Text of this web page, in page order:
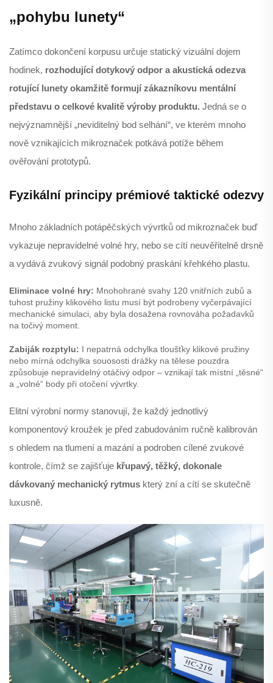
„pohybu lunety“
Zatímco dokončení korpusu určuje statický vizuální dojem
hodinek, rozhodující dotykový odpor a akustická odezva
rotující lunety okamžitě formují zákazníkovu mentální
představu o celkové kvalitě výroby produktu. Jedná se o
nejvýznamnější „neviditelný bod selhání“, ve kterém mnoho
nově vznikajících mikroznaček potkává potíže během
ověřování prototypů.
Fyzikální principy prémiové taktické odezvy
Mnoho základních potápěčských vývrtků od mikroznaček buď
vykazuje nepravidelné volné hry, nebo se cítí neuvěřitelně drsně
a vydává zvukový signál podobný praskání křehkého plastu.
Eliminace volné hry: Mnohohrané svahy 120 vnitřních zubů a
tuhost pružiny klikového listu musí být podrobeny vyčerpávající
mechanické simulaci, aby byla dosažena rovnováha požadavků
na točivý moment.
Zabiják rozptylu: I nepatrná odchylka tloušťky klikové pružiny
nebo mírná odchylka souososti drážky na tělese pouzdra
způsobuje nepravidelný otáčivý odpor – vznikají tak místní „těsné“
a „volné“ body při otočení vývrtky.
Elitní výrobní normy stanovují, že každý jednotlivý
komponentový kroužek je před zabudováním ručně kalibrován
s ohledem na tlumení a mazání a podroben cílené zvukové
kontrole, čímž se zajišťuje křupavý, těžký, dokonale
dávkovaný mechanický rytmus který zní a cítí se skutečně
luxusně.